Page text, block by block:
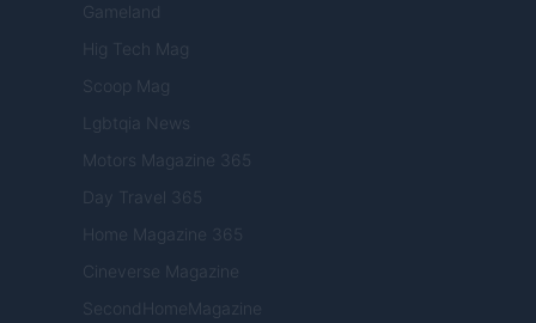
Gameland
Hig Tech Mag
Scoop Mag
Lgbtqia News
Motors Magazine 365
Day Travel 365
Home Magazine 365
Cineverse Magazine
SecondHomeMagazine